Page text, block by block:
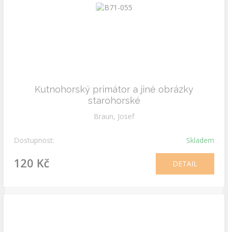
Kutnohorský primátor a jiné obrázky
starohorské
Braun, Josef
Dostupnost: Skladem
120 Kč DETAIL